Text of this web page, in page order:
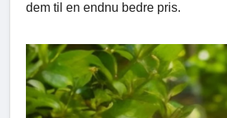
dem til en endnu bedre pris.